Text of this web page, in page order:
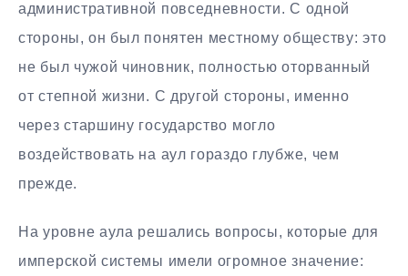
административной повседневности. С одной
стороны, он был понятен местному обществу: это
не был чужой чиновник, полностью оторванный
от степной жизни. С другой стороны, именно
через старшину государство могло
воздействовать на аул гораздо глубже, чем
прежде.
На уровне аула решались вопросы, которые для
имперской системы имели огромное значение: